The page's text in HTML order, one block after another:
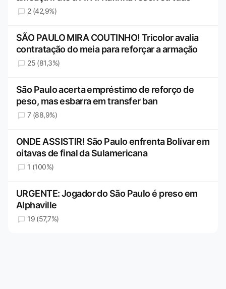
2 (42,9%)
SÃO PAULO MIRA COUTINHO! Tricolor avalia
contratação do meia para reforçar a armação
25 (81,3%)
São Paulo acerta empréstimo de reforço de
peso, mas esbarra em transfer ban
7 (88,9%)
ONDE ASSISTIR! São Paulo enfrenta Bolívar em
oitavas de final da Sulamericana
1 (100%)
URGENTE: Jogador do São Paulo é preso em
Alphaville
19 (57,7%)